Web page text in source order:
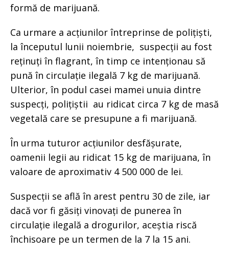
formă de marijuană.
Ca urmare a acțiunilor întreprinse de polițiști,
la începutul lunii noiembrie, suspecții au fost
reținuți în flagrant, în timp ce intenționau să
pună în circulație ilegală 7 kg de marijuană.
Ulterior, în podul casei mamei unuia dintre
suspecți, polițiștii au ridicat circa 7 kg de masă
vegetală care se presupune a fi marijuană.
În urma tuturor acțiunilor desfășurate,
oamenii legii au ridicat 15 kg de marijuana, în
valoare de aproximativ 4 500 000 de lei.
Suspecții se află în arest pentru 30 de zile, iar
dacă vor fi găsiți vinovați de punerea în
circulație ilegală a drogurilor, aceștia riscă
închisoare pe un termen de la 7 la 15 ani.